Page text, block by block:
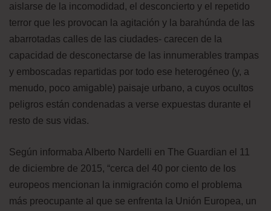
aislarse de la incomodidad, el desconcierto y el repetido
terror que les provocan la agitación y la barahúnda de las
abarrotadas calles de las ciudades- carecen de la
capacidad de desconectarse de las innumerables trampas
y emboscadas repartidas por todo ese heterogéneo (y, a
menudo, poco amigable) paisaje urbano, a cuyos ocultos
peligros están condenadas a verse expuestas durante el
resto de sus vidas.
Según informaba Alberto Nardelli en The Guardian el 11
de diciembre de 2015, “cerca del 40 por ciento de los
europeos mencionan la inmigración como el problema
más preocupante al que se enfrenta la Unión Europea, un